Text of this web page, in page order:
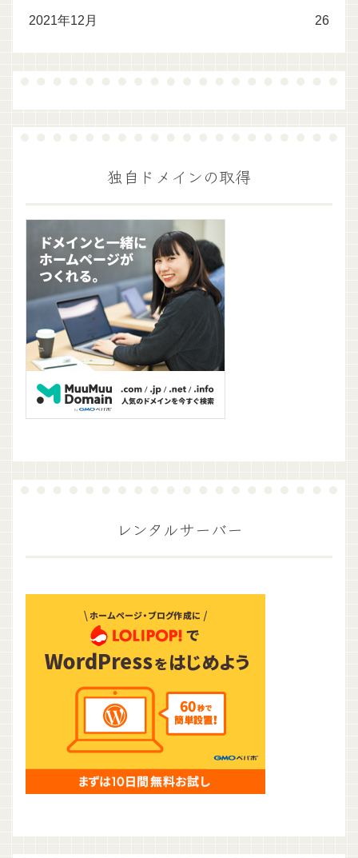
2021年12月 26
独自ドメインの取得
レンタルサーバー